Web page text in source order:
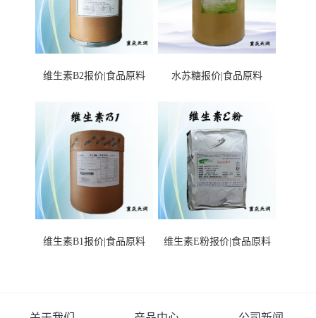
维生素B2报价|食品原料 水苏糖报价|食品原料
维生素B1报价|食品原料 维生素E粉报价|食品原料